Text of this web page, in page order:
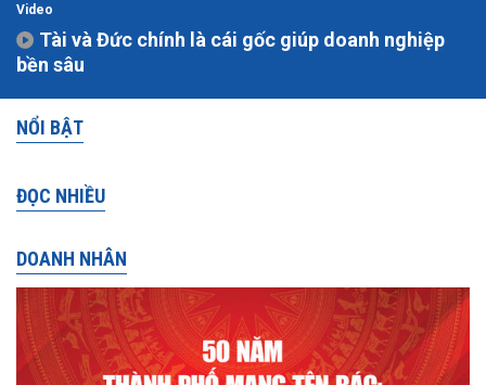
Video
Tài và Đức chính là cái gốc giúp doanh nghiệp
bền sâu
NỔI BẬT
ĐỌC NHIỀU
DOANH NHÂN